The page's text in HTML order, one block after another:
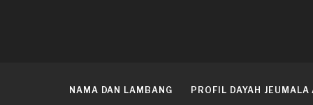
NAMA DAN LAMBANG PROFIL DAYAH JEUMALA